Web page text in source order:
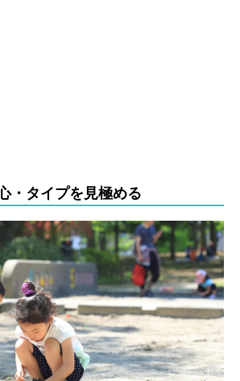
・タイプを見極める